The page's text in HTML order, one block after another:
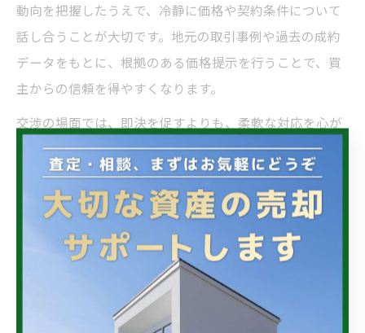
動向を把握したうえで、冷静に価格や契約条件について
話し合うことが大切です。地元の取引事例や過去の成約
データをもとに、根拠のある価格提示を行うことで、買
主からの信頼を得やすくなります。
交渉の場面では、即決を促すよりも、柔軟な対応を心が
けましょう。例えば、価格交渉に応じる際は、リフォー
ム費用や引渡し時期など他の条件も合わせて話し合うこ
とで、双方にとって納得のいく取引が成立しやすくなり
ます。地域特有の取引慣習や買主の属性に応じて、交渉
のスタンスを調整することも効果的です。
失敗例として、根拠のない強気な価格設定や、柔軟性の
ない対応が売却期間の長期化につながることがありま